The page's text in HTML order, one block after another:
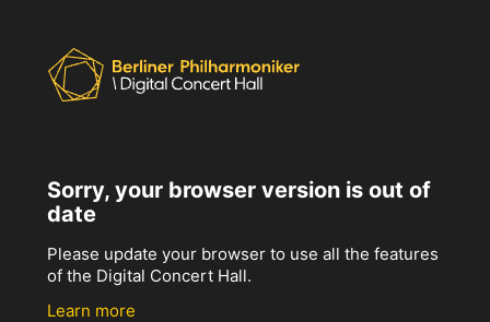
Sorry, your browser version is out of
date
Please update your browser to use all the features
of the Digital Concert Hall.
Learn more